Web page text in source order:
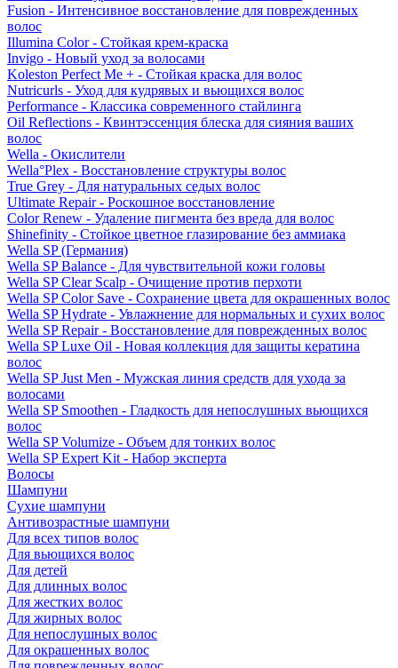
Fusion - Интенсивное восстановление для поврежденных
волос
Illumina Color - Стойкая крем-краска
Invigo - Новый уход за волосами
Koleston Perfect Me + - Стойкая краска для волос
Nutricurls - Уход для кудрявых и вьющихся волос
Performance - Классика современного стайлинга
Oil Reflections - Квинтэссенция блеска для сияния ваших
волос
Wella - Окислители
Wella°Plex - Восстановление структуры волос
True Grey - Для натуральных седых волос
Ultimate Repair - Роскошное восстановление
Color Renew - Удаление пигмента без вреда для волос
Shinefinity - Стойкое цветное глазирование без аммиака
Wella SP (Германия)
Wella SP Balance - Для чувствительной кожи головы
Wella SP Clear Scalp - Очищение против перхоти
Wella SP Color Save - Сохранение цвета для окрашенных волос
Wella SP Hydrate - Увлажнение для нормальных и сухих волос
Wella SP Repair - Восстановление для поврежденных волос
Wella SP Luxe Oil - Новая коллекция для защиты кератина
волос
Wella SP Just Men - Мужская линия средств для ухода за
волосами
Wella SP Smoothen - Гладкость для непослушных вьющихся
волос
Wella SP Volumize - Объем для тонких волос
Wella SP Expert Kit - Набор эксперта
Волосы
Шампуни
Сухие шампуни
Антивозрастные шампуни
Для всех типов волос
Для вьющихся волос
Для детей
Для длинных волос
Для жестких волос
Для жирных волос
Для непослушных волос
Для окрашенных волос